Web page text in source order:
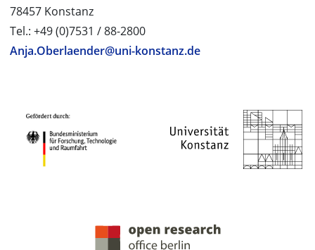
78457 Konstanz
Tel.: +49 (0)7531 / 88-2800
Anja.Oberlaender@uni-konstanz.de